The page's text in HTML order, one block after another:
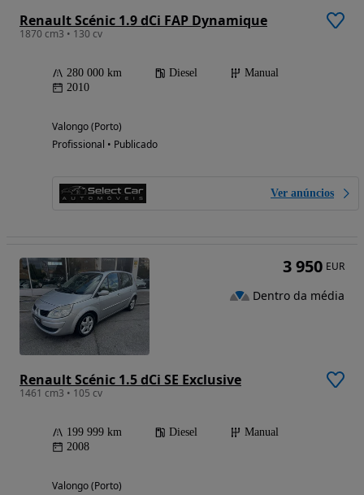
Renault Scénic 1.9 dCi FAP Dynamique
1870 cm3 • 130 cv
280 000 km Diesel
Manual
2010
Valongo (Porto)
Profissional • Publicado
Ver anúncios
Renault Scénic 1.5 dCi SE Exclusive
1461 cm3 • 105 cv
199 999 km Diesel
Manual
2008
Valongo (Porto)
3 950 EUR
Dentro da média